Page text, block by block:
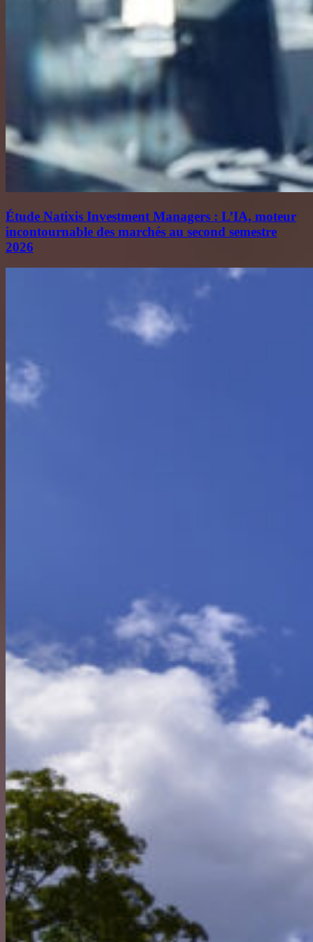
Étude Natixis Investment Managers : L’IA, moteur
incontournable des marchés au second semestre
2026